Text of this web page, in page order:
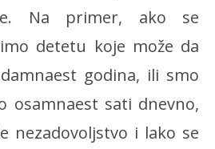
Na primer, ako se
detetu koje može da
godina, ili smo
osamnaest sati dnevno,
nezadovoljstvo i lako se